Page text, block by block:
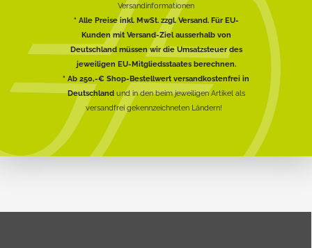
Versandinformationen
* Alle Preise inkl. MwSt. zzgl. Versand. Für EU-
Kunden mit Versand-Ziel ausserhalb von
Deutschland müssen wir die Umsatzsteuer des
jeweiligen EU-Mitgliedsstaates berechnen.
* Ab 250,-€ Shop-Bestellwert versandkostenfrei in
Deutschlandund in den beim jeweiligen Artikel als
versandfrei gekennzeichneten Ländern!